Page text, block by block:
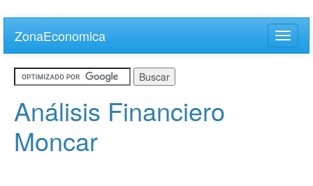
main
content
ZonaEconomica
Toggle
Análisis Financiero
Moncar